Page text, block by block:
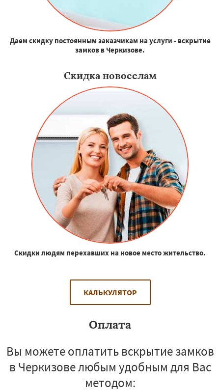
Даем скидку постоянным заказчикам на услуги - вскрытие
замков в Черкизове.
Скидка новоселам
Скидки людям перехавших на новое место жительство.
КАЛЬКУЛЯТОР
Оплата
Вы можете оплатить вскрытие замков
в Черкизове любым удобным для Вас
методом: